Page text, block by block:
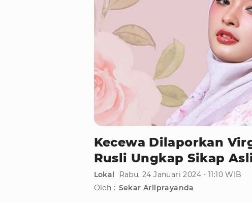
Kecewa Dilaporkan
Rusli Ungkap Sikap
Lokal
Rabu, 24 Januari 2024 - 11:10 WIB
Oleh : Sekar Arliprayanda